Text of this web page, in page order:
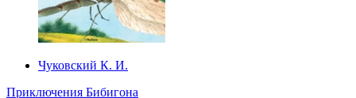
Чуковский К. И.
Приключения Бибигона